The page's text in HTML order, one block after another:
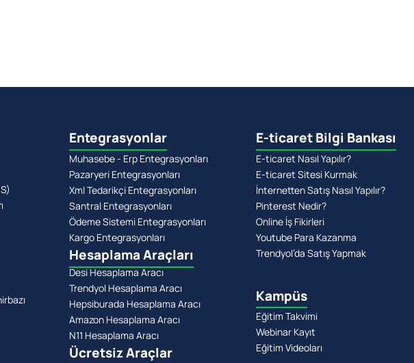
Entegrasyonlar
Muhasebe - Erp Entegrasyonları
Pazaryeri Entegrasyonları
Xml Tedarikçi Entegrasyonları
Santral Entegrasyonları
Ödeme Sistemi Entegrasyonları
Kargo Entegrasyonları
Hesaplama Araçları
Desi Hesaplama Aracı
Trendyol Hesaplama Aracı
Hepsiburada Hesaplama Aracı
Amazon Hesaplama Aracı
N11 Hesaplama Aracı
Ücretsiz Araçlar
E-ticaret Bilgi Bankası
E-ticaret Nasıl Yapılır?
E-ticaret Sitesi Kurmak
İnternetten Satış Nasıl Yapılır?
Pinterest Nedir?
Online İş Fikirleri
Youtube Para Kazanma
Trendyol’da Satış Yapmak
Kampüs
Eğitim Takvimi
Webinar Kayıt
Eğitim Videoları